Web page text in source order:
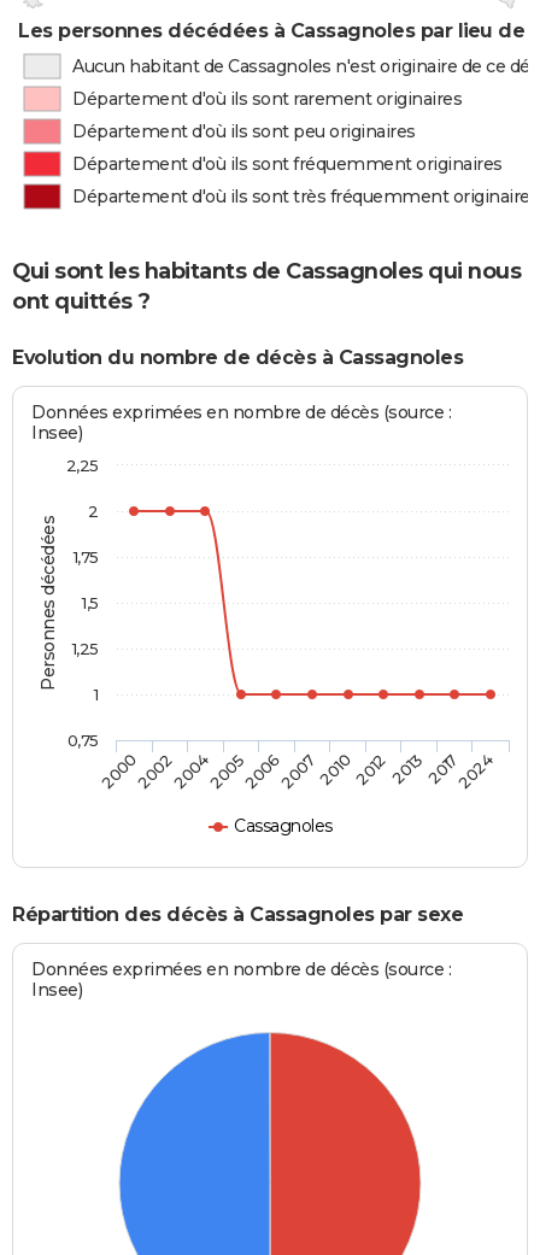
Les personnes décédées à Cassagnoles par lieu de
Aucun habitant de Cassagnoles n'est originaire de ce
Département d'où ils sont rarement originaires
Département d'où ils sont peu originaires
Département d'où ils sont fréquemment originaires
Département d'où ils sont très fréquemment originaires
Qui sont les habitants de Cassagnoles qui nous
ont quittés ?
Evolution du nombre de décès à Cassagnoles
Personnes décédées
Données exprimées en nombre de décès (source :
Insee)
Cassagnoles
20002002200420052006200720102012201320172024
0,75
1
1,25
1,5
1,75
2
2,25
Répartition des décès à Cassagnoles par sexe
Données exprimées en nombre de décès (source :
Insee)